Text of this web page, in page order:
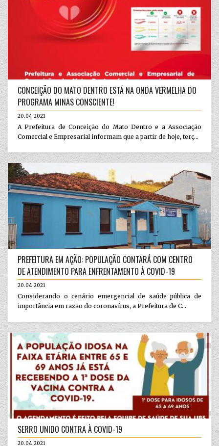
CONCEIÇÃO DO MATO DENTRO ESTÁ NA ONDA VERMELHA DO
PROGRAMA MINAS CONSCIENTE!
20.04.2021
A Prefeitura de Conceição do Mato Dentro e a Associação
Comercial e Empresarial informam que a partir de hoje, terç...
PREFEITURA EM AÇÃO: POPULAÇÃO CONTARÁ COM CENTRO
DE ATENDIMENTO PARA ENFRENTAMENTO À COVID-19
20.04.2021
Considerando o cenário emergencial de saúde pública de
importância em razão do coronavírus, a Prefeitura de C...
SERRO UNIDO CONTRA À COVID-19
20.04.2021